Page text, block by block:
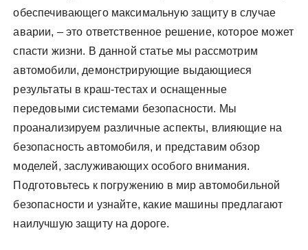
обеспечивающего максимальную защиту в случае
аварии, – это ответственное решение, которое может
спасти жизни. В данной статье мы рассмотрим
автомобили, демонстрирующие выдающиеся
результаты в краш-тестах и оснащенные
передовыми системами безопасности. Мы
проанализируем различные аспекты, влияющие на
безопасность автомобиля, и представим обзор
моделей, заслуживающих особого внимания.
Подготовьтесь к погружению в мир автомобильной
безопасности и узнайте, какие машины предлагают
наилучшую защиту на дороге.